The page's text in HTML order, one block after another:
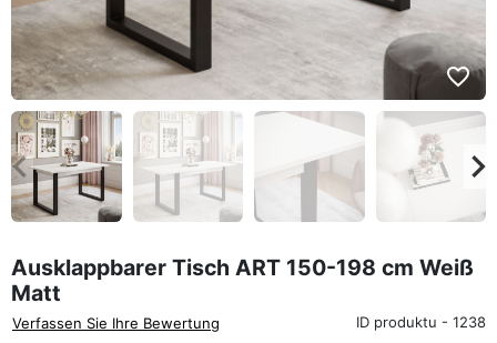
favorite_border
Zurück
Ausklappbarer Tisch ART 150-198 cm Weiß
Matt
Verfassen Sie Ihre Bewertung ID produktu - 1238